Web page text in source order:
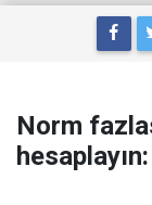
Norm